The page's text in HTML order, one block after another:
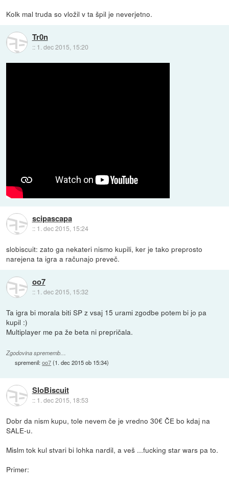
Kolk mal truda so vložil v ta špil je neverjetno.
Tr0n
:: 1. dec 2015, 15:20
scipascapa
:: 1. dec 2015, 15:24
slobiscuit: zato ga nekateri nismo kupili, ker je tako preprosto
narejena ta igra a računajo preveč.
oo7
:: 1. dec 2015, 15:32
Ta igra bi morala biti SP z vsaj 15 urami zgodbe potem bi jo pa
kupil :)
Multiplayer me pa že beta ni prepričala.
Zgodovina sprememb…
spremenil:oo7(1. dec 2015 ob 15:34)
SloBiscuit
:: 1. dec 2015, 18:53
Dobr da nism kupu, tole nevem če je vredno 30€ ČE bo kdaj na
SALE-u.
Mislm tok kul stvari bi lohka nardil, a veš ...fucking star wars pa to.
Primer: